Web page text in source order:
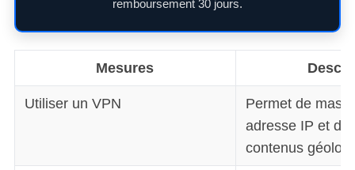
remboursement 30 jours.
Mesures
Utiliser un VPN
Permet de
adresse IP et
contenus